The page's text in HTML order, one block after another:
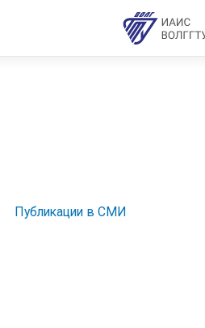
Публикации в СМИ